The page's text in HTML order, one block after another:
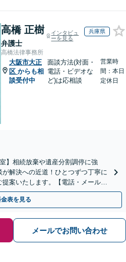
高橋 正樹
弁護士
インタビュ
ーを見る
兵庫県
高橋法律事務所
大阪市大正
区 からも相
談受付中
面談方法(対面・
電話・ビデオな
ど)は応相談
営業時
間：本日
定休日
】相続放棄や遺産分割調停に強
解決への近道！ひとつずつ丁寧に
案いたします。【電話・メール相
【オンライン可能】
表を見る
メールでお問い合わせ